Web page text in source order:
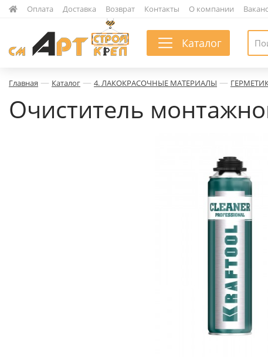
Оплата Доставка Возврат Контакты О компании
Каталог
Главная — Каталог — 4. ЛАКОКРАСОЧНЫЕ МАТЕРИАЛЫ —
Очиститель